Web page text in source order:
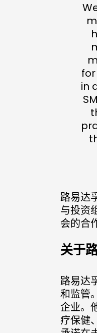
in
路易达
与投资
会的合
关于
路易达
和监管
企业。
疗保健